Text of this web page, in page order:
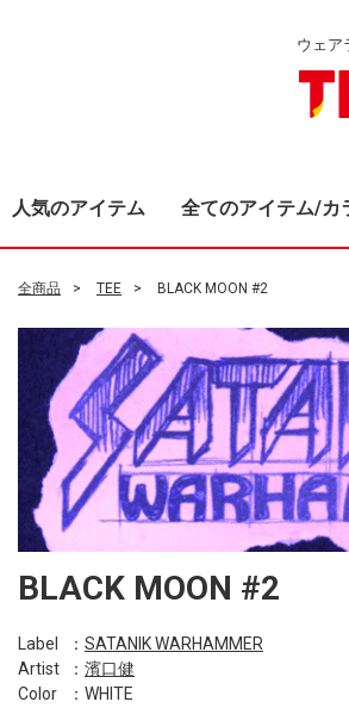
ウェア
人気のアイテム 全てのアイテム/カ
全商品 TEE BLACK MOON #2
BLACK MOON #2
Label ： SATANIK WARHAMMER
Artist
： 濱口健
Color
：WHITE